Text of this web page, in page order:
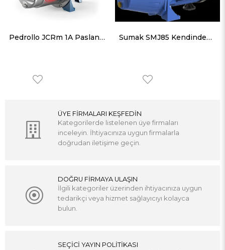
Pedrollo JCRm 1A Paslanmaz Gövdeli Jet Pompa 48 mss 3.6 m³/h Sumak SMJ85 Kendinden Emişli Jet Pompa Monofaze (220V) 0.85HP
ÜYE FİRMALARI KEŞFEDİN
Kategorilerde listelenen üye firmaları
inceleyin. İhtiyacınıza uygun firmalarla
doğrudan iletişime geçin.
DOĞRU FİRMAYA ULAŞIN
İlgili kategoriler üzerinden ihtiyacınıza uygun
tedarikçi veya hizmet sağlayıcıyı kolayca
bulun.
SEÇİCİ YAYIN POLİTİKASI